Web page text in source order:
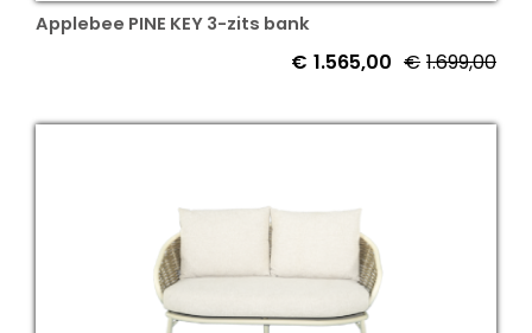
Applebee PINE KEY 3-zits bank
€ 1.699,00
€ 1.565,00
is: